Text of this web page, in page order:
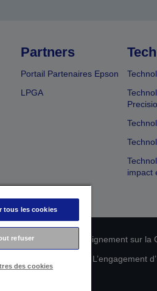
Partners
Portail Partenaires Epson
LPGA
impact
Déclaration de Renseignement sur la
L’engagement
tous les cookies
refuser
des cookies